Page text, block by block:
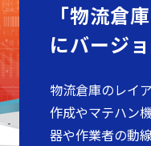
「物流倉
にバージ
物流倉庫のレイ
作成やマテハン
器や作業者の動